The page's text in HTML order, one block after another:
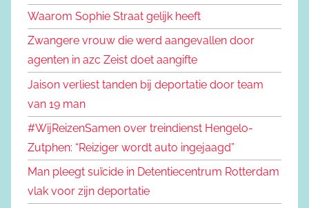
Waarom Sophie Straat gelijk heeft
Zwangere vrouw die werd aangevallen door
agenten in azc Zeist doet aangifte
Jaison verliest tanden bij deportatie door team
van 19 man
#WijReizenSamen over treindienst Hengelo-
Zutphen: “Reiziger wordt auto ingejaagd”
Man pleegt suïcide in Detentiecentrum Rotterdam
vlak voor zijn deportatie